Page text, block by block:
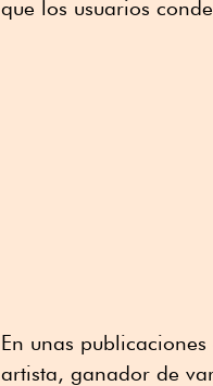
que los usuarios
En unas
artista, ganador de